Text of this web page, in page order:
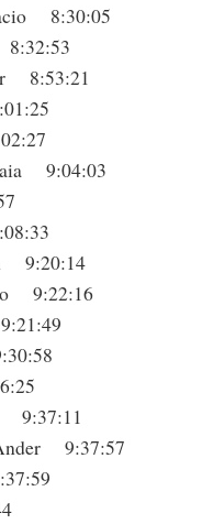
8:30:05
8:32:53
8:53:21
9:04:03
9:20:14
9:22:16
9:37:11
9:37:57